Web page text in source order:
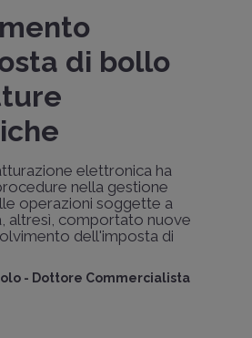
di bollo
elettronica ha
nella gestione
operazioni soggette a
altresì, comportato nuove
dell'imposta di
- Dottore Commercialista